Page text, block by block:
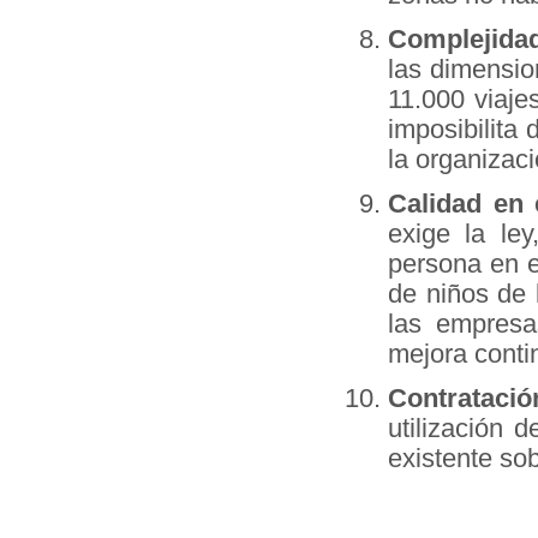
las
11.000
imposibilita
la
Calidad en
exige la
persona en
de niños de
las
mejora
utilización
existente